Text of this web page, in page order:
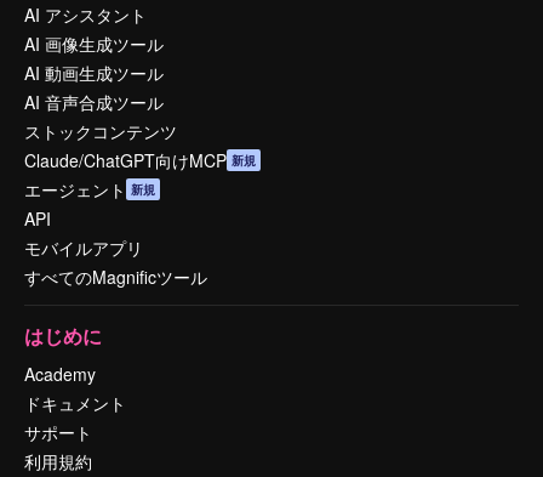
AI アシスタント
AI 画像生成ツール
AI 動画生成ツール
AI 音声合成ツール
ストックコンテンツ
Claude/ChatGPT向けMCP 新規
エージェント 新規
API
モバイルアプリ
すべてのMagnificツール
はじめに
Academy
ドキュメント
サポート
利用規約